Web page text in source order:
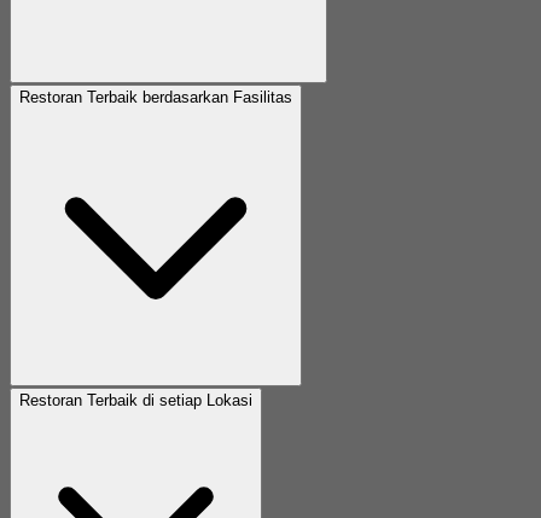
Restoran Terbaik berdasarkan Fasilitas
Restoran Terbaik di setiap Lokasi